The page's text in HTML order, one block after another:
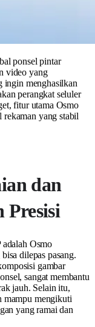
ponsel pintar
video yang
ingin menghasilkan
perangkat seluler
fitur utama Osmo
rekaman yang stabil
dan
Presisi
Osmo
dilepas pasang.
gambar
sangat membantu
jauh. Selain itu,
mampu mengikuti
yang ramai dan